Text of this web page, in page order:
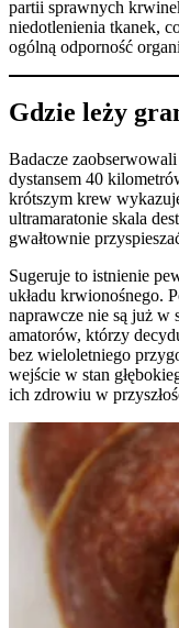
partii sprawnych
niedotlenienia tkanek,
ogólną odporność
Gdzie leży
Badacze
dystansem 40
krótszym krew
ultramaratonie skala
gwałtownie
Sugeruje to istnienie
układu krwionośnego.
naprawcze nie są już w
amatorów, którzy
bez wieloletniego
wejście w stan
ich zdrowiu w